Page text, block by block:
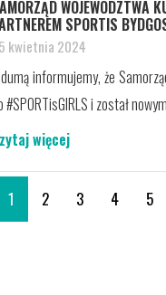
WOJEWÓDZTWA
SPORTIS
kwietnia 2024
informujemy, że
#SPORTisGIRLS i został
więcej
1 2 3 4 5